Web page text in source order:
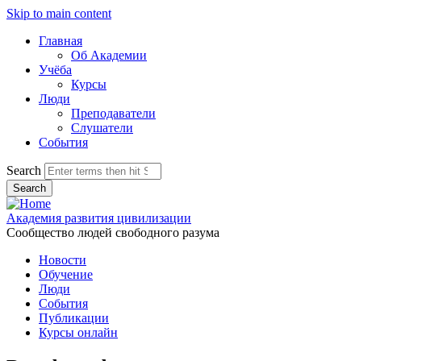
Skip to main content
Главная
Об Академии
Учёба
Курсы
Люди
Преподаватели
Слушатели
События
Search
Академия развития цивилизации
Сообщество людей свободного разума
Новости
Обучение
Люди
События
Публикации
Курсы онлайн